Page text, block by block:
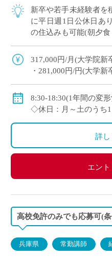
新卒や若手未経験者を
に平日週1日公休日あ
の住込みも可能(朝夕
活的な自立を全面的に
317,000円/月(大学院新
・281,000円/円(大学新
◇手当：各種有
・通勤手当：上限
・住居手当：賃貸の
・その他、扶養等の
◇保険：私学共済、雇
8:30-18:30(1年間の変
◇休日：月～土のうち1
詳し
エン
高校免許のみでも応募可(
兵庫県 常勤講師